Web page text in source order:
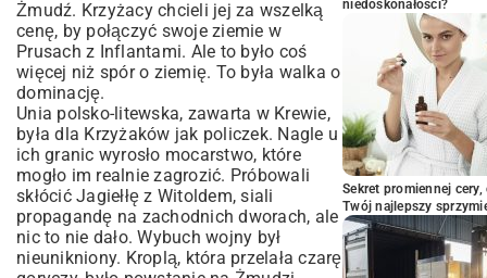
Żmudź. Krzyżacy chcieli jej za wszelką
cenę, by połączyć swoje ziemie w
Prusach z Inflantami. Ale to było coś
więcej niż spór o ziemię. To była walka o
dominację.
Unia polsko-litewska, zawarta w Krewie,
była dla Krzyżaków jak policzek. Nagle u
ich granic wyrosło mocarstwo, które
mogło im realnie zagrozić. Próbowali
skłócić Jagiełłę z Witoldem, siali
propagandę na zachodnich dworach, ale
nic to nie dało. Wybuch wojny był
nieunikniony. Kroplą, która przelała czarę
niedoskonałości?
Sekret promiennej
Twój najlepszy